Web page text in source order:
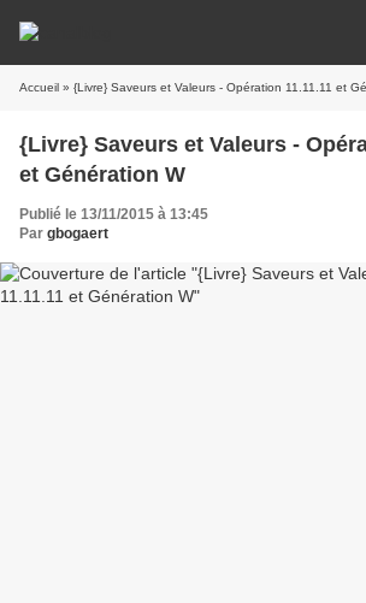
Accueil » {Livre} Saveurs et Valeurs - Opération 11.11.11 et
{Livre} Saveurs et Valeurs -
et Génération W
Publié le 13/11/2015 à 13:45
Par gbogaert